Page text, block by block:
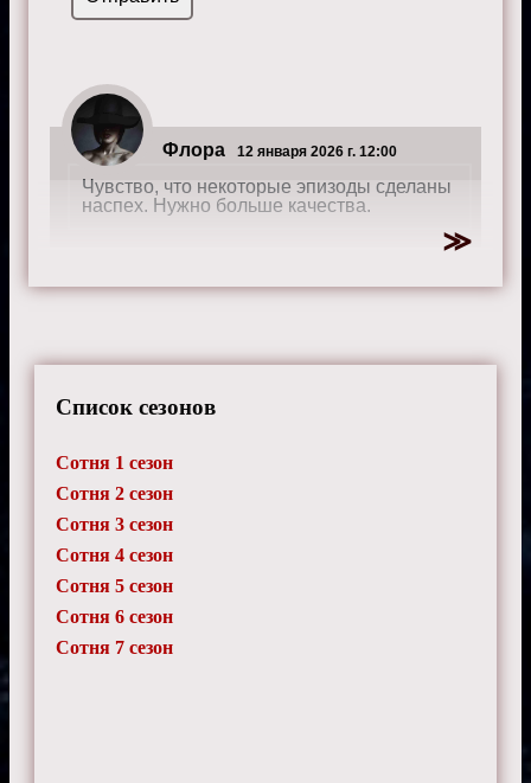
Флора 12 января 2026 г. 12:00
Чувство, что некоторые эпизоды сделаны
наспех. Нужно больше качества.
Сценарий сериала полон неожиданных
напряжении.
Владимир
Отношения Кларк и Беллами - сердце
Сотни. Их химия - огонь!
Список сезонов
Сотня 1 сезон
Сотня 2 сезон
Сотня 3 сезон
Сотня 4 сезон
Сотня 5 сезон
Сотня 6 сезон
Сотня 7 сезон